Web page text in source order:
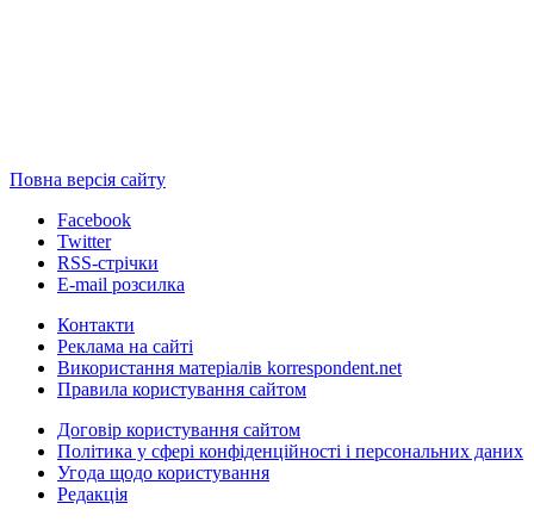
Повна версія сайту
Facebook
Twitter
RSS-стрічки
E-mail розсилка
Контакти
Реклама на сайті
Використання матеріалів korrespondent.net
Правила користування сайтом
Договір користування сайтом
Політика у сфері конфіденційності і персональних даних
Угода щодо користування
Редакція